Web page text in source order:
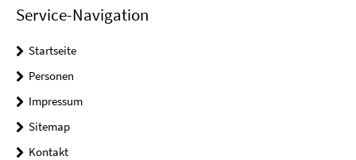
Service-Navigation
Startseite
Personen
Impressum
Sitemap
Kontakt